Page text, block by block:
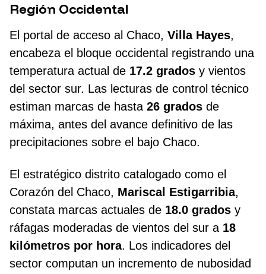
Región Occidental
El portal de acceso al Chaco, Villa Hayes,
encabeza el bloque occidental registrando una
temperatura actual de 17.2 grados y vientos
del sector sur. Las lecturas de control técnico
estiman marcas de hasta 26 grados de
máxima, antes del avance definitivo de las
precipitaciones sobre el bajo Chaco.
El estratégico distrito catalogado como el
Corazón del Chaco, Mariscal Estigarribia,
constata marcas actuales de 18.0 grados y
ráfagas moderadas de vientos del sur a 18
kilómetros por hora. Los indicadores del
sector computan un incremento de nubosidad